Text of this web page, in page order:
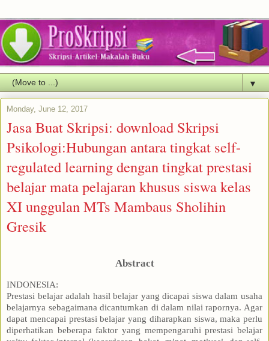
▼
Monday, June 12, 2017
Jasa Buat Skripsi: download Skripsi
Psikologi:Hubungan antara tingkat self-
regulated learning dengan tingkat prestasi
belajar mata pelajaran khusus siswa kelas
XI unggulan MTs Mambaus Sholihin
Gresik
Abstract
INDONESIA:
Prestasi belajar adalah hasil belajar yang dicapai siswa dalam usaha
belajarnya sebagaimana dicantumkan di dalam nilai rapornya. Agar
dapat mencapai prestasi belajar yang diharapkan siswa, maka perlu
diperhatikan beberapa faktor yang mempengaruhi prestasi belajar